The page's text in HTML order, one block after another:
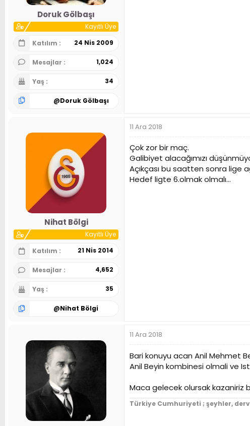
Doruk Gölbaşı
Kayıtlı Üye
Katılım
24 Nis 2009
Mesajlar 1,024
Yaş 34
@Doruk Gölbaşı
Nihat Bölgi
Kayıtlı Üye
Katılım
21 Nis 2014
Mesajlar 4,652
Yaş 35
@Nihat Bölgi
11 Ara 2018
Çok zor bir maç.
Galibiyet alacağımızı
Açıkçası bu saatten sonra lige
Hedef ligte 6.olmak olmalı...
11 Ara 2018
Bari konuyu acan Anil Mehmet
Anil Beyin kombinesi olmali ve
Maca gelecek olursak kazaniriz
Türkiye Cumhuriyeti ; şeyhler,